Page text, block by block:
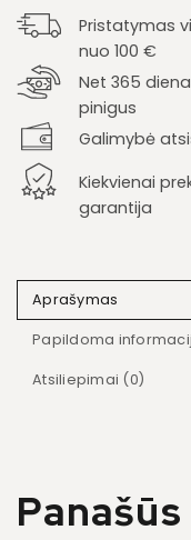
Pristatymas
nuo 100 €
Net 365
pinigus
Galimybė
Kiekvienai
garantija
Aprašymas
Papildoma
Atsiliepimai (0)